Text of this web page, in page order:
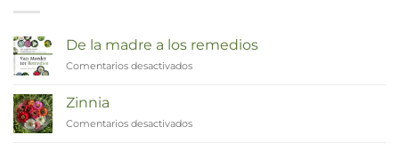
De la madre a los remedios
Comentarios desactivados
Zinnia
Comentarios desactivados